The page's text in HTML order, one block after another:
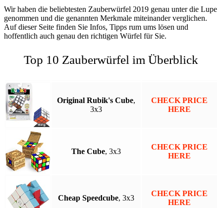
Wir haben die beliebtesten Zauberwürfel 2019 genau unter die Lupe
genommen und die genannten Merkmale miteinander verglichen.
Auf dieser Seite finden Sie Infos, Tipps rum ums lösen und
hoffentlich auch genau den richtigen Würfel für Sie.
Top 10 Zauberwürfel im Überblick
Original Rubik's Cube,
3x3
CHECK PRICE
HERE
The Cube, 3x3
CHECK PRICE
HERE
Cheap Speedcube, 3x3
CHECK PRICE
HERE